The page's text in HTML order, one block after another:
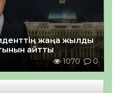
жаңа жылды
айтты
1070 0